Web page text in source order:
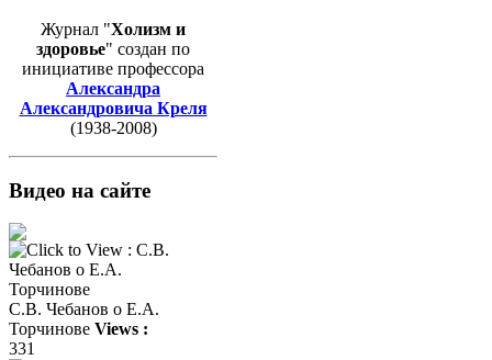
Журнал "Холизм и
здоровье" создан по
инициативе профессора
Александра
Александровича Креля
(1938-2008)
Видео на сайте
С.В. Чебанов о Е.А.
Торчинове Views :
331